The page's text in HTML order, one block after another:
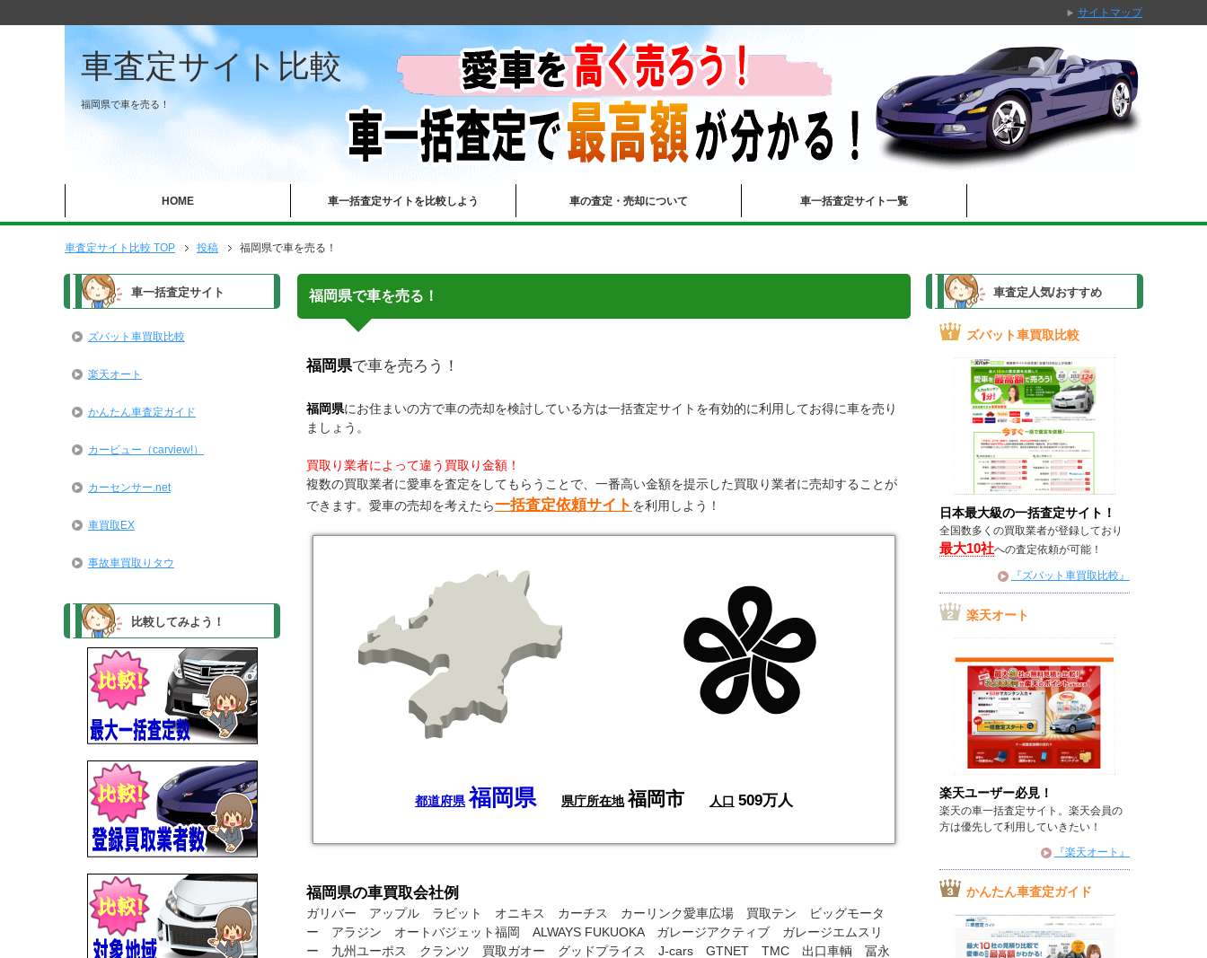
車査定サイト比較
福岡県で車を売る！
HOME 車一括査定サイトを比較しよう 車の査定・売却について 車一括査定サイト一覧
車査定サイト比較 TOP 投稿 福岡県で車を売る！
福岡県で車を売る！
福岡県で車を売ろう！
福岡県にお住まいの方で車の売却を検討している方は一括査定サイトを有効的に利用してお得に車を売り
ましょう。
買取り業者によって違う買取り金額！
複数の買取業者に愛車を査定をしてもらうことで、一番高い金額を提示した買取り業者に売却することが
できます。愛車の売却を考えたら一括査定依頼サイト を利用しよう！
都道府県 福岡県 県庁所在地 福岡市 人口 509万人
福岡県の車買取会社例
ガリバー アップル ラビット オニキス カーチス カーリンク愛車広場 買取テン ビッグモータ
ー アラジン オートバジェット福岡 ALWAYS FUKUOKA ガレージアクティブ ガレージエムスリ
ー 九州ユーポス クランツ 買取ガオー グッドプライス J‐cars GTNET TMC 出口車輌 冨永
車一括査定サイト
ズバット車買取比較
楽天オート
かんたん車査定ガイド
カービュー（carview!）
カーセンサー.net
車買取EX
事故車買取りタウ
比較してみよう！
車査定人気/おすすめ
ズバット車買取比較
日本最大級の一括査定サイト！
全国数多くの買取業者が登録しており
最大10社への査定依頼が可能！
『ズバット車買取比較』
楽天オート
楽天ユーザー必見！
楽天の車一括査定サイト。楽天会員の
方は優先して利用していきたい！
『楽天オート』
かんたん車査定ガイド
サイトマップ